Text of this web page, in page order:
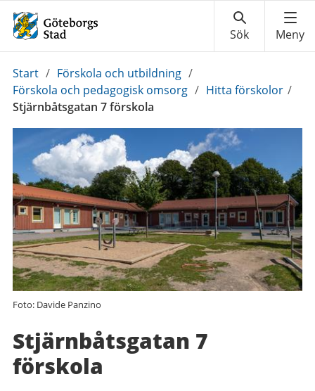
Du
är
här:
Start / Förskola och utbildning /
Förskola och pedagogisk omsorg / Hitta förskolor /
Stjärnbåtsgatan 7 förskola
Foto: Davide Panzino
Stjärnbåtsgatan 7
förskola